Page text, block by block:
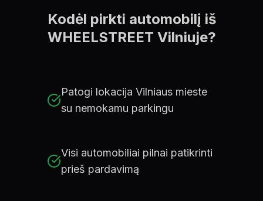
Kodėl pirkti automobilį iš
WHEELSTREET Vilniuje?
Patogi lokacija Vilniaus mieste
su nemokamu parkingu
Visi automobiliai pilnai patikrinti
prieš pardavimą